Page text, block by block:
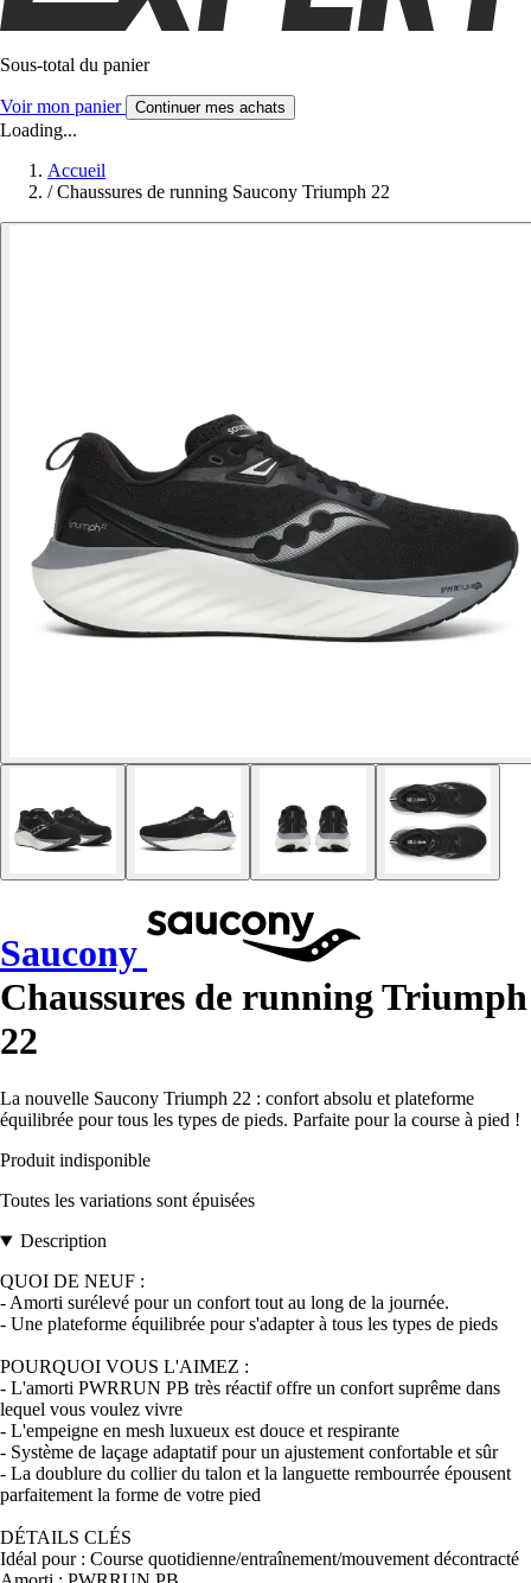
Sous-total du panier
Voir mon panier Continuer mes achats
Loading...
Accueil
/ Chaussures de running Saucony Triumph 22
Saucony
Chaussures de running Triumph
22
La nouvelle Saucony Triumph 22 : confort absolu et plateforme
équilibrée pour tous les types de pieds. Parfaite pour la course à pied !
Produit indisponible
Toutes les variations sont épuisées
Description
QUOI DE NEUF :
- Amorti surélevé pour un confort tout au long de la journée.
- Une plateforme équilibrée pour s'adapter à tous les types de pieds
POURQUOI VOUS L'AIMEZ :
- L'amorti PWRRUN PB très réactif offre un confort suprême dans
lequel vous voulez vivre
- L'empeigne en mesh luxueux est douce et respirante
- Système de laçage adaptatif pour un ajustement confortable et sûr
- La doublure du collier du talon et la languette rembourrée épousent
parfaitement la forme de votre pied
DÉTAILS CLÉS
Idéal pour : Course quotidienne/entraînement/mouvement décontracté